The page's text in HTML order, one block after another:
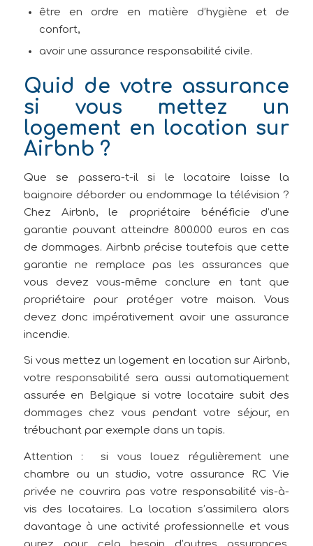
être en ordre en matière d’hygiène et de
confort,
avoir une assurance responsabilité civile.
Quid de votre assurance
si vous mettez un
logement en location sur
Airbnb ?
Que se passera-t-il si le locataire laisse la
baignoire déborder ou endommage la télévision ?
Chez Airbnb, le propriétaire bénéficie d’une
garantie pouvant atteindre 800.000 euros en cas
de dommages. Airbnb précise toutefois que cette
garantie ne remplace pas les assurances que
vous devez vous-même conclure en tant que
propriétaire pour protéger votre maison. Vous
devez donc impérativement avoir une assurance
incendie.
Si vous mettez un logement en location sur Airbnb,
votre responsabilité sera aussi automatiquement
assurée en Belgique si votre locataire subit des
dommages chez vous pendant votre séjour, en
trébuchant par exemple dans un tapis.
Attention : si vous louez régulièrement une
chambre ou un studio, votre assurance RC Vie
privée ne couvrira pas votre responsabilité vis-à-
vis des locataires. La location s’assimilera alors
davantage à une activité professionnelle et vous